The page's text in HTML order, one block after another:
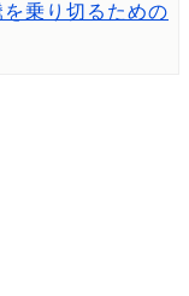
乗り切るための